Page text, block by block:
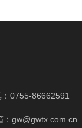
0755-86662591
gw@gwtx.com.cn